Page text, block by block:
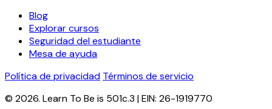
Blog
Explorar cursos
Seguridad del estudiante
Mesa de ayuda
Política de privacidad Términos de servicio
© 2026. Learn To Be is 501c.3 | EIN: 26-1919770